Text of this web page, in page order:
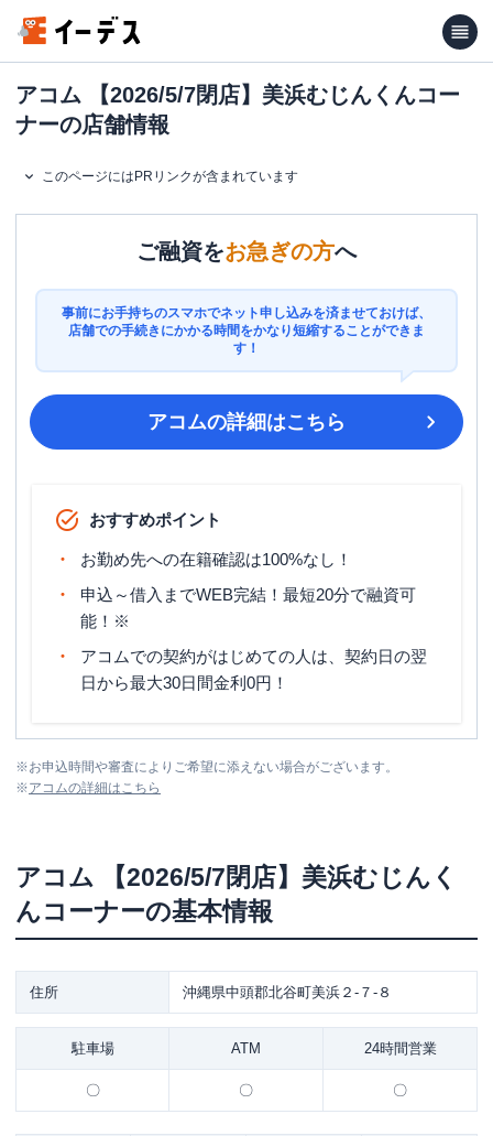
アコム 【2026/5/7閉店】美浜むじんくんコー
ナーの店舗情報
このページにはPRリンクが含まれています
ご融資をお急ぎの方へ
事前にお手持ちのスマホでネット申し込みを済ませておけば、
店舗での手続きにかかる時間をかなり短縮することができま
す！
アコムの詳細はこちら
おすすめポイント
お勤め先への在籍確認は100%なし！
申込～借入までWEB完結！最短20分で融資可
能！※
アコムでの契約がはじめての人は、契約日の翌
日から最大30日間金利0円！
※お申込時間や審査によりご希望に添えない場合がございます。
※アコムの詳細はこちら
アコム
【2026/5/7閉店】美浜むじんく
んコーナーの基本情報
住所 沖縄県中頭郡北谷町美浜２-７-８
駐車場 ATM 24時間営業
〇 〇 〇